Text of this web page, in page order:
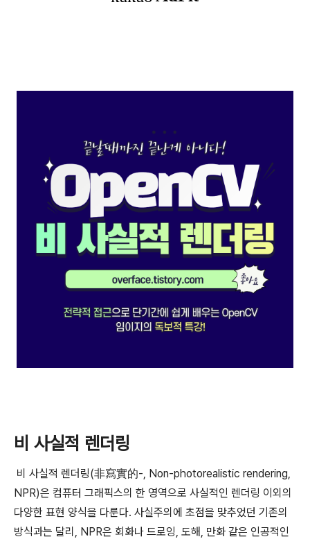
비 사실적 렌더링
비 사실적 렌더링(非寫實的-, Non-photorealistic rendering,
NPR)은 컴퓨터 그래픽스의 한 영역으로 사실적인 렌더링 이외의
다양한 표현 양식을 다룬다. 사실주의에 초점을 맞추었던 기존의
방식과는 달리, NPR은 회화나 드로잉, 도해, 만화 같은 인공적인